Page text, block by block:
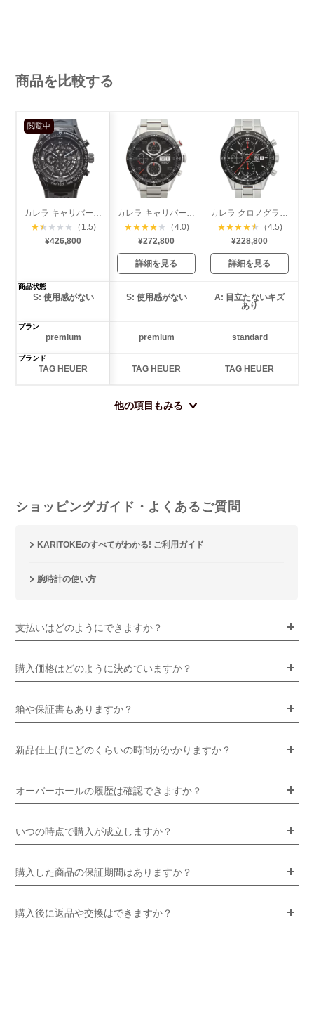
商品を比較する
閲覧中
★★ ★ ★ ★
（1.5)
¥426,800
★★★★ ★
（4.0)
¥272,800
詳細を見る
★★★★★
（4.5)
¥228,800
詳細を見る
商品状態
S: 使用感がない S: 使用感がない
A: 目立たないキズ
あり
プラン
premium premium standard
ブランド
TAG HEUER TAG HEUER TAG HEUER
他の項目もみる
ショッピングガイド・よくあるご質問
KARITOKEのすべてがわかる! ご利用ガイド
腕時計の使い方
支払いはどのようにできますか？
購入価格はどのように決めていますか？
箱や保証書もありますか？
新品仕上げにどのくらいの時間がかかりますか？
オーバーホールの履歴は確認できますか？
いつの時点で購入が成立しますか？
購入した商品の保証期間はありますか？
購入後に返品や交換はできますか？